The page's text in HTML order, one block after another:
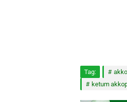
Tag:
ketum